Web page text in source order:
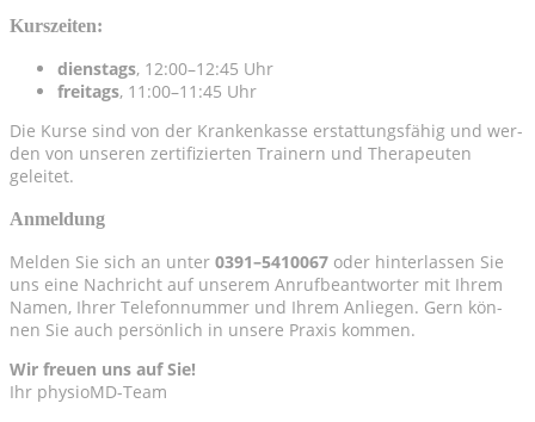
Kurs­zei­ten:
diens­tags, 12:00–12:45 Uhr
frei­tags, 11:00–11:45 Uhr
Die Kur­se sind von der Kran­ken­kas­se erstat­tungs­fä­hig und wer­
den von unse­ren zer­ti­fi­zier­ten Trai­nern und The­ra­peu­ten
geleitet.
Anmel­dung
Mel­den Sie sich an unter 0391–5410067 oder hin­ter­las­sen Sie
uns eine Nach­richt auf unse­rem Anruf­be­ant­wor­ter mit Ihrem
Namen, Ihrer Tele­fon­num­mer und Ihrem Anlie­gen. Gern kön­
nen Sie auch per­sön­lich in unse­re Pra­xis kommen.
Wir freu­en uns auf Sie!
Ihr physioMD-Team